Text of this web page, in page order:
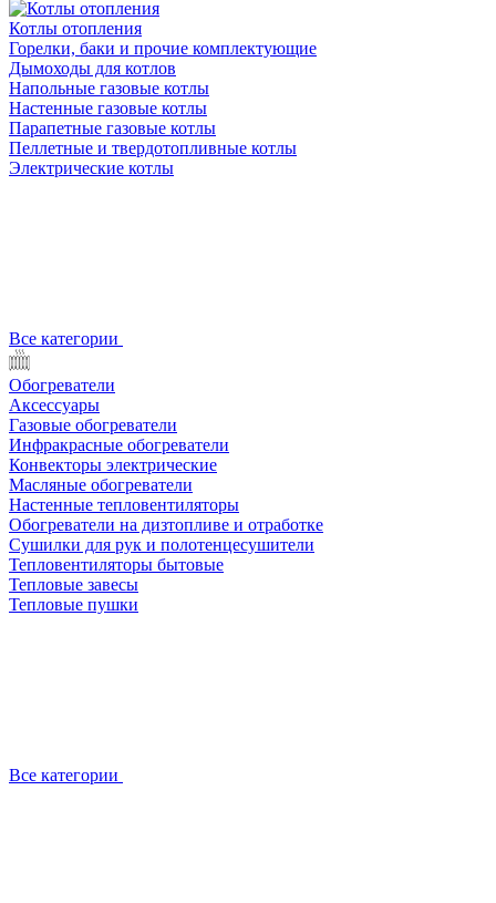
Котлы отопления
Горелки, баки и прочие комплектующие
Дымоходы для котлов
Напольные газовые котлы
Настенные газовые котлы
Парапетные газовые котлы
Пеллетные и твердотопливные котлы
Электрические котлы
Все категории
Обогреватели
Аксессуары
Газовые обогреватели
Инфракрасные обогреватели
Конвекторы электрические
Масляные обогреватели
Настенные тепловентиляторы
Обогреватели на дизтопливе и отработке
Сушилки для рук и полотенцесушители
Тепловентиляторы бытовые
Тепловые завесы
Тепловые пушки
Все категории